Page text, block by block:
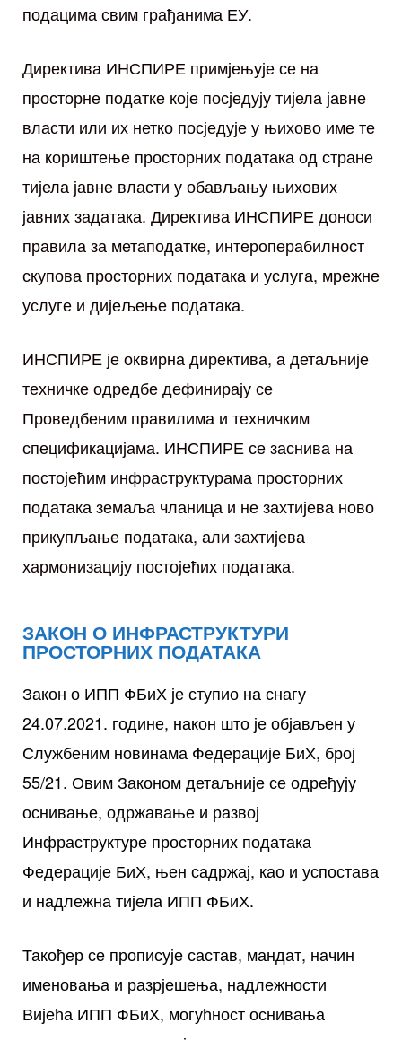
подацима свим грађанима ЕУ.
Директива ИНСПИРЕ примјењује се на
просторне податке које посједују тијела јавне
власти или их нетко посједује у њихово име те
на кориштење просторних података од стране
тијела јавне власти у обављању њихових
јавних задатака. Директива ИНСПИРЕ доноси
правила за метаподатке, интероперабилност
скупова просторних података и услуга, мрежне
услуге и дијељење података.
ИНСПИРЕ је оквирна директива, а детаљније
техничке одредбе дефинирају се
Проведбеним правилима и техничким
спецификацијама. ИНСПИРЕ се заснива на
постојећим инфраструктурама просторних
података земаља чланица и не захтијева ново
прикупљање података, али захтијева
хармонизацију постојећих података.
ЗАКОН О ИНФРАСТРУКТУРИ
ПРОСТОРНИХ ПОДАТАКА
Закон о ИПП ФБиХ је ступио на снагу
24.07.2021. године, након што је објављен у
Службеним новинама Федерације БиХ, број
55/21. Овим Законом детаљније се одређују
оснивање, одржавање и развој
Инфраструктуре просторних података
Федерације БиХ, њен садржај, као и успостава
и надлежна тијела ИПП ФБиХ.
Такођер се прописује састав, мандат, начин
именовања и разрјешења, надлежности
Вијећа ИПП ФБиХ, могућност оснивања